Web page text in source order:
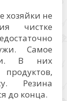
хозяйки не
чистке
Самое
В них
Резина
до конца.